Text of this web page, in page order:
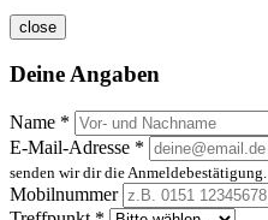
close
Deine Angaben
Name *
E-Mail-Adresse *
senden wir dir die Anmeldebestätigung.
Mobilnummer